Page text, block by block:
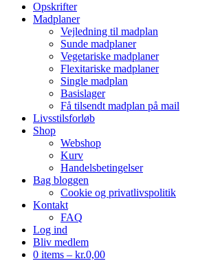
Opskrifter
Madplaner
Vejledning til madplan
Sunde madplaner
Vegetariske madplaner
Flexitariske madplaner
Single madplan
Basislager
Få tilsendt madplan på mail
Livsstilsforløb
Shop
Webshop
Kurv
Handelsbetingelser
Bag bloggen
Cookie og privatlivspolitik
Kontakt
FAQ
Log ind
Bliv medlem
0 items – kr.0,00